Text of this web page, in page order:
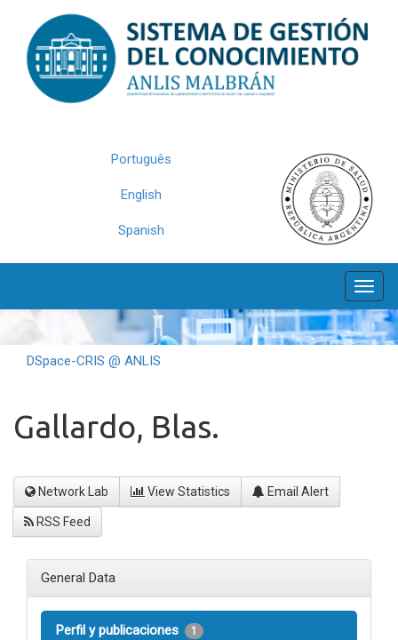
navigation
Português
English
Spanish
DSpace-CRIS @ ANLIS
Gallardo, Blas.
Network Lab View Statistics Email Alert
RSS Feed
General Data
Perfil y publicaciones 1